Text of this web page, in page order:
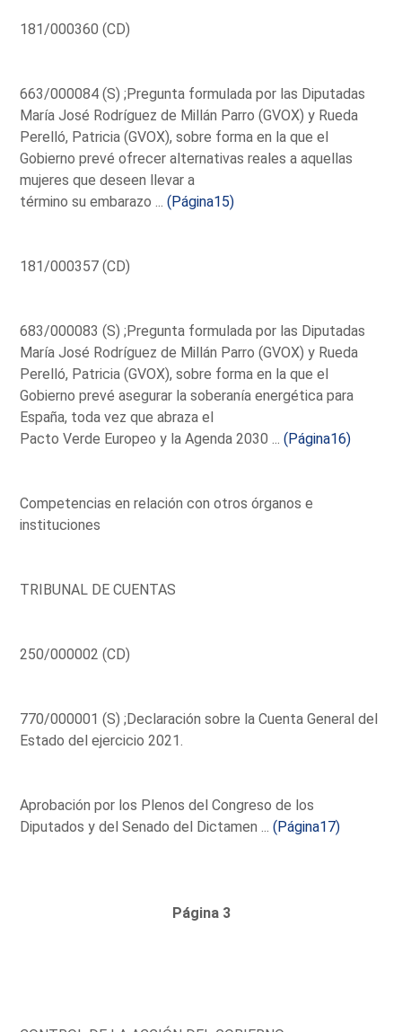
181/000360 (CD)
663/000084 (S) ;Pregunta formulada por las Diputadas
María José Rodríguez de Millán Parro (GVOX) y Rueda
Perelló, Patricia (GVOX), sobre forma en la que el
Gobierno prevé ofrecer alternativas reales a aquellas
mujeres que deseen llevar a
término su embarazo ...(Página15)
181/000357 (CD)
683/000083 (S) ;Pregunta formulada por las Diputadas
María José Rodríguez de Millán Parro (GVOX) y Rueda
Perelló, Patricia (GVOX), sobre forma en la que el
Gobierno prevé asegurar la soberanía energética para
España, toda vez que abraza el
Pacto Verde Europeo y la Agenda 2030 ...(Página16)
Competencias en relación con otros órganos e
instituciones
TRIBUNAL DE CUENTAS
250/000002 (CD)
770/000001 (S) ;Declaración sobre la Cuenta General del
Estado del ejercicio 2021.
Aprobación por los Plenos del Congreso de los
Diputados y del Senado del Dictamen ...(Página17)
Página 3